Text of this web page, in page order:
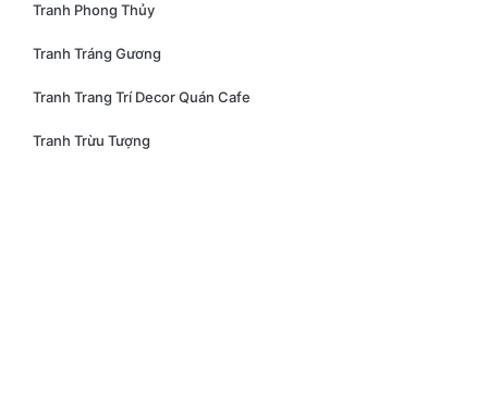
Tranh Phong Thủy
Tranh Tráng Gương
Tranh Trang Trí Decor Quán Cafe
Tranh Trừu Tượng